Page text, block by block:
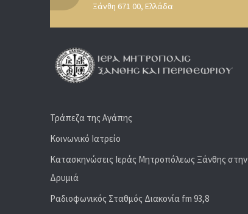
Ξάνθη 671 00, Ελλάδα
Τράπεζα της Αγάπης
Κοινωνικό Ιατρείο
Κατασκηνώσεις Ιεράς Μητροπόλεως Ξάνθης στην
Δρυμιά
Ραδιoφωνικός Σταθμός Διακονία fm 93,8